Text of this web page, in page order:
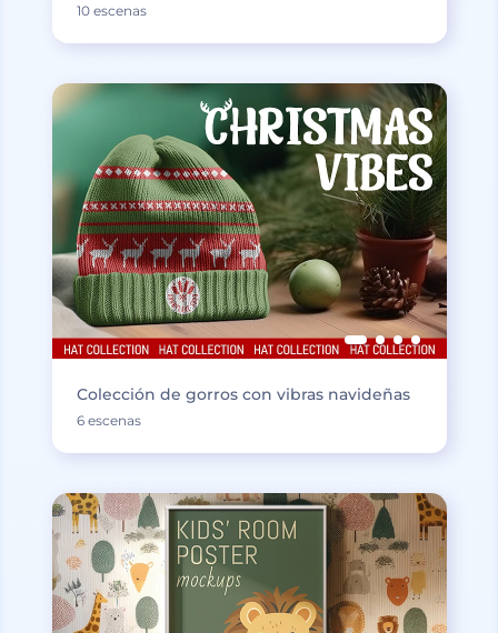
10 escenas
Colección de gorros con vibras navideñas
6 escenas